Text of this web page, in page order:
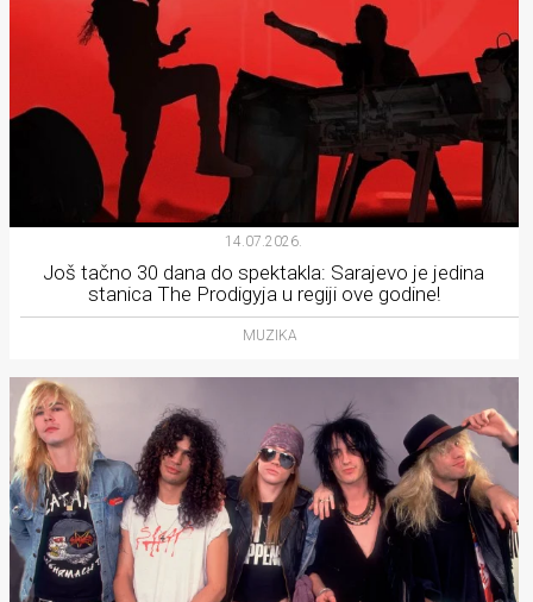
14.07.2026.
Još tačno 30 dana do spektakla: Sarajevo je jedina
stanica The Prodigyja u regiji ove godine!
MUZIKA